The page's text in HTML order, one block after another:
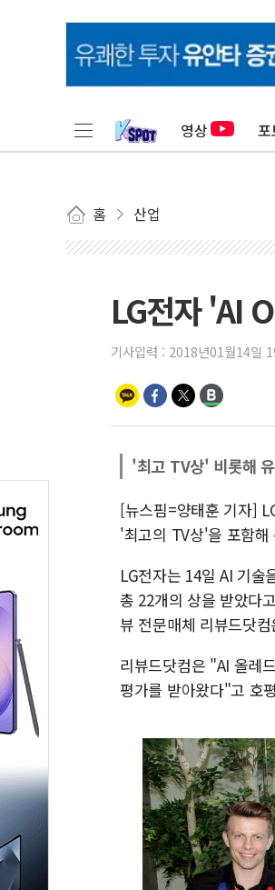
영상 포
홈 산업
LG전자 'AI
기사입력 : 2018년01월14일
'최고 TV상' 비롯해
[뉴스핌=양태훈 기자]
'최고의 TV상'을 포함
LG전자는 14일 AI 기
총 22개의 상을 받았다
뷰 전문매체 리뷰드닷
리뷰드닷컴은 "AI 올레
평가를 받아왔다"고 호